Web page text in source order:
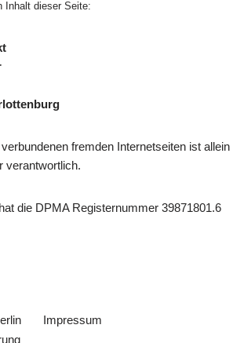
Inhalt dieser Seite:
fremden Internetseiten ist allein
verantwortlich.
hat die DPMA Registernummer 39871801.6
Impressum